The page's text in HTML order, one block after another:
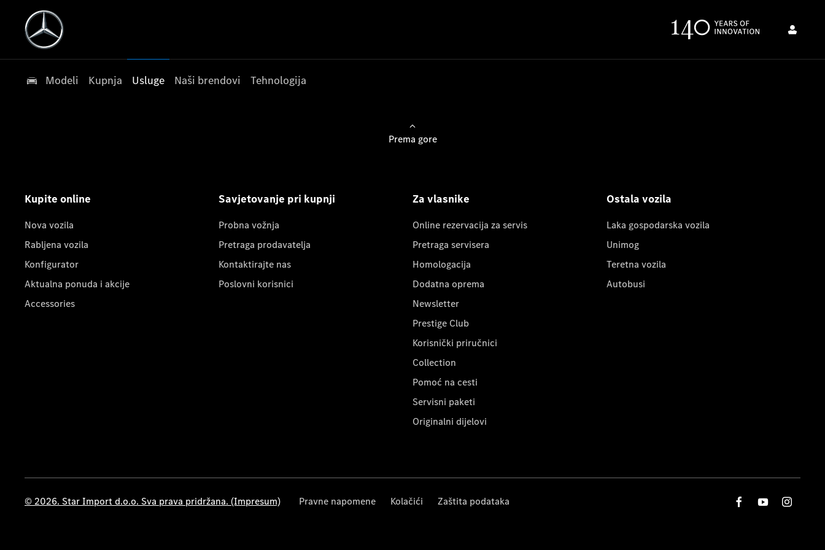
Modeli Kupnja Usluge Naši brendovi Tehnologija
Prema gore
Kupite online
Nova vozila
Rabljena vozila
Konfigurator
Aktualna ponuda i akcije
Accessories
Savjetovanje pri kupnji
Probna vožnja
Pretraga prodavatelja
Kontaktirajte nas
Poslovni korisnici
Za vlasnike
Online rezervacija za servis
Pretraga servisera
Homologacija
Dodatna oprema
Newsletter
Prestige Club
Korisnički priručnici
Collection
Pomoć na cesti
Servisni paketi
Originalni dijelovi
Ostala vozila
Laka gospodarska vozila
Unimog
Teretna vozila
Autobusi
© 2026. Star Import d.o.o. Sva prava pridržana. (Impresum) Pravne napomene Kolačići Zaštita podataka